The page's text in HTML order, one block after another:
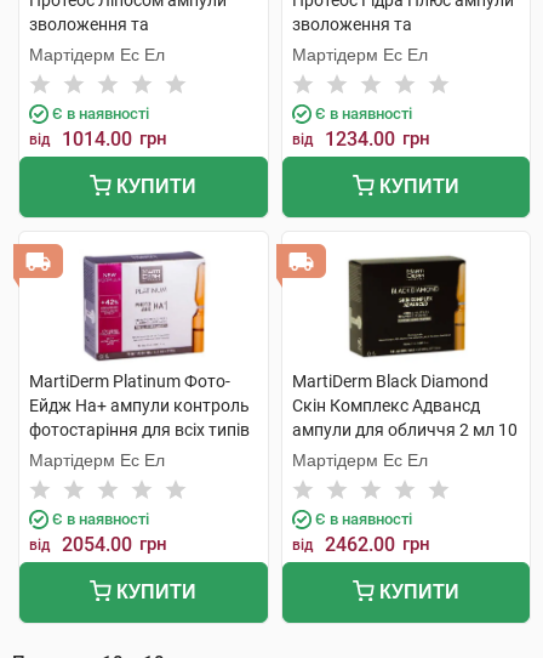
зволоження та
антиоксидантна дія для
жирної шкіри 2 мл 10 ампул
Мартідерм Ес Ел
Є в наявності
від 1014.00 грн
КУПИТИ
зволоження та
антиоксидантна дія для
сухої шкіри 2 мл 10 ампул
Мартідерм Ес Ел
Є в наявності
від 1234.00 грн
КУПИТИ
MartiDerm Platinum Фото-
Ейдж На+ ампули контроль
фотостаріння для всіх типів
шкіри 2 мл 10 ампул
Мартідерм Ес Ел
Є в наявності
від 2054.00 грн
КУПИТИ
MartiDerm Black Diamond
Скін Комплекс Адвансд
ампули для обличчя 2 мл 10
ампул
Мартідерм Ес Ел
Є в наявності
від 2462.00 грн
КУПИТИ